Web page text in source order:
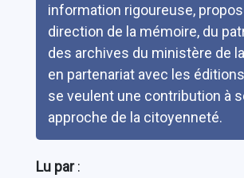
information rigoureuse,
direction de la mémoire, du
des archives du ministère de
en partenariat avec les
se veulent une contribution à
approche de la citoyenneté.
Lu par: